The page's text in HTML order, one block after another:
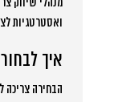
מנהלי שיווק
ואסטרטגיות
איך
הבחירה צריכה